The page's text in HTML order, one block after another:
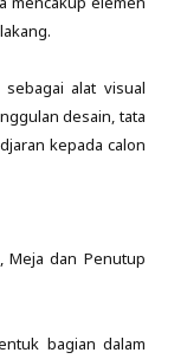
alat visual
desain, tata
kepada calon
Meja dan Penutup
bagian dalam